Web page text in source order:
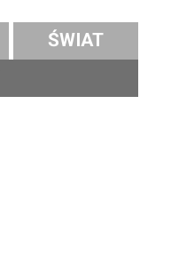
ŚWIAT